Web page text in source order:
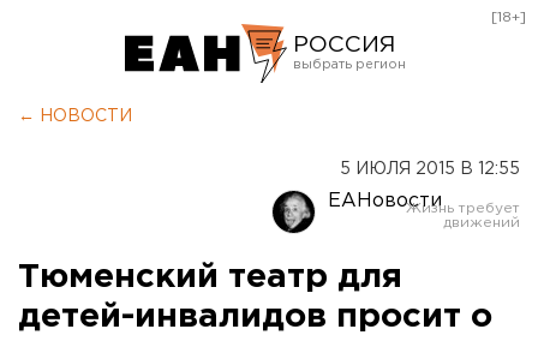
РОССИЯ
Оренбург
[18+]
← НОВОСТИ
5 ИЮЛЯ 2015 В 12:55
ЕАНовости
Тюменский театр для
детей-инвалидов просит о